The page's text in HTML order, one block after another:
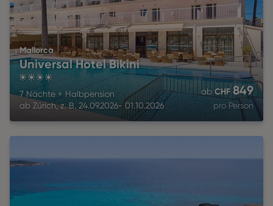
Mallorca
Universal Hotel Bikini
7 Nächte + Halbpension
ab Zürich, z. B. 24.09.2026- 01.10.2026
ab CHF 849
pro Person